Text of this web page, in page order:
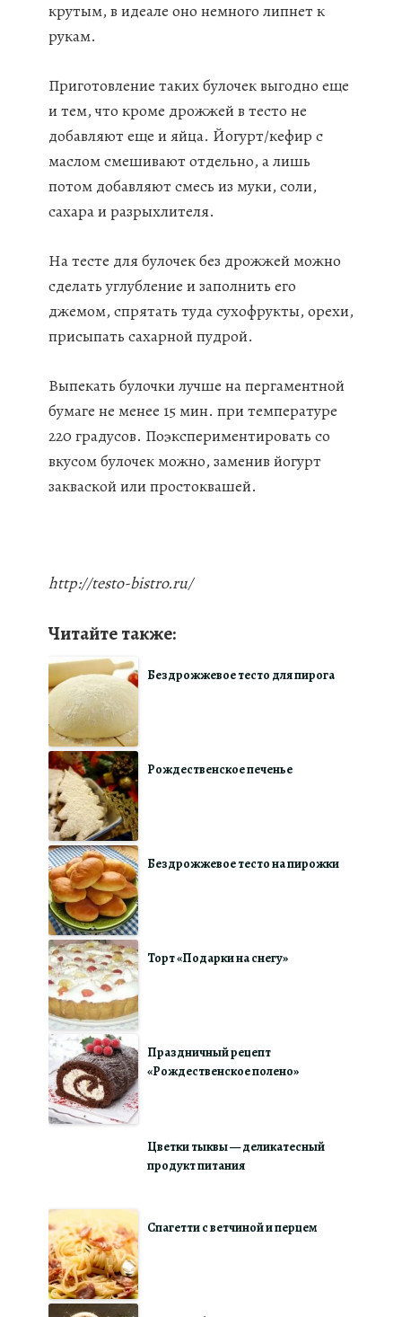
крутым, в идеале оно немного липнет к
рукам.
Приготовление таких булочек выгодно еще
и тем, что кроме дрожжей в тесто не
добавляют еще и яйца. Йогурт/кефир с
маслом смешивают отдельно, а лишь
потом добавляют смесь из муки, соли,
сахара и разрыхлителя.
На тесте для булочек без дрожжей можно
сделать углубление и заполнить его
джемом, спрятать туда сухофрукты, орехи,
присыпать сахарной пудрой.
Выпекать булочки лучше на пергаментной
бумаге не менее 15 мин. при температуре
220 градусов. Поэкспериментировать со
вкусом булочек можно, заменив йогурт
закваской или простоквашей.
http://testo-bistro.ru/
Читайте также:
Бездрожжевое тесто для пирога
Рождественское печенье
Бездрожжевое тесто на пирожки
Торт «Подарки на снегу»
Праздничный рецепт
«Рождественское полено»
Цветки тыквы — деликатесный
продукт питания
Спагетти с ветчиной и перцем